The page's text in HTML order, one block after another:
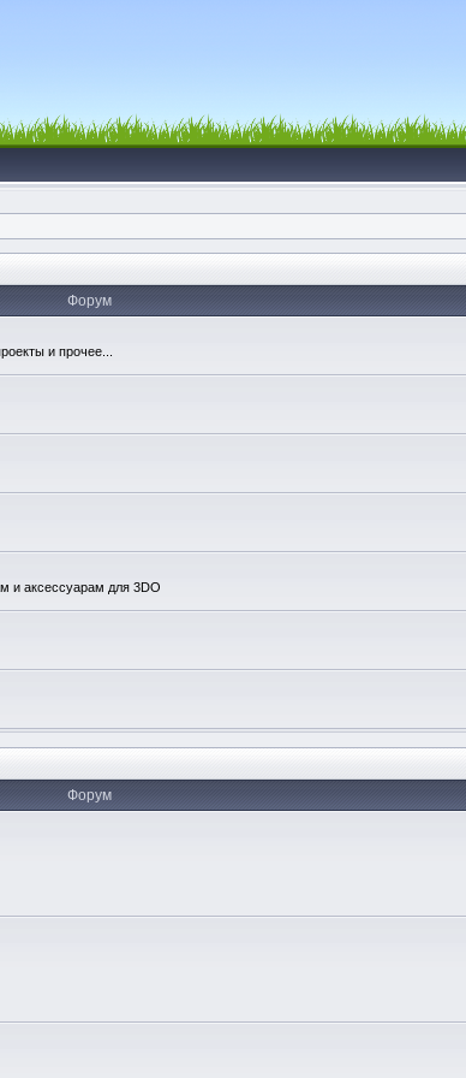
Форум
и прочее...
и аксессуарам для 3DO
Форум